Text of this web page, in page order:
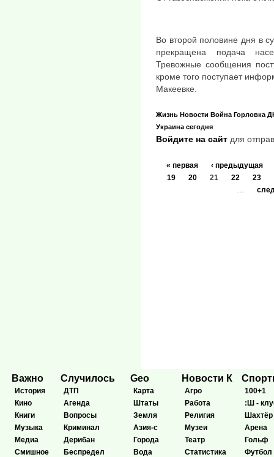
Во второй половине дня в
прекращена подача
Тревожные сообщения
кроме того поступает
Макеевке.
Жизнь Новости Война Горловка
Украина сегодня
Войдите на сайт для
« первая
‹ предыдущая
19
20 21 22
23
…
Важно
История
Кино
Книги
Музыка
Медиа
Смишное
Случилось
ДТП
Агенда
Вопросы
Криминал
Дерибан
Беспредел
Geo
Карта
Штаты
Земля
Азия-с
Города
Вода
Новости К
Агро
Работа
Религия
Музеи
Театр
Статистика
100+1
:Ш -
Шахтёр
Арена
Гольф
Футбол